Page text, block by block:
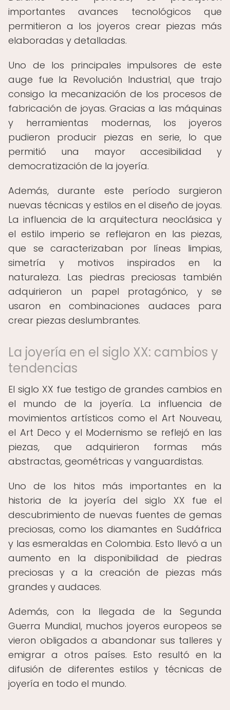
importantes avances tecnológicos que
permitieron a los joyeros crear piezas más
elaboradas y detalladas.
Uno de los principales impulsores de este
auge fue la Revolución Industrial, que trajo
consigo la mecanización de los procesos de
fabricación de joyas. Gracias a las máquinas
y herramientas modernas, los joyeros
pudieron producir piezas en serie, lo que
permitió una mayor accesibilidad y
democratización de la joyería.
Además, durante este período surgieron
nuevas técnicas y estilos en el diseño de joyas.
La influencia de la arquitectura neoclásica y
el estilo imperio se reflejaron en las piezas,
que se caracterizaban por líneas limpias,
simetría y motivos inspirados en la
naturaleza. Las piedras preciosas también
adquirieron un papel protagónico, y se
usaron en combinaciones audaces para
crear piezas deslumbrantes.
La joyería en el siglo XX: cambios y
tendencias
El siglo XX fue testigo de grandes cambios en
el mundo de la joyería. La influencia de
movimientos artísticos como el Art Nouveau,
el Art Deco y el Modernismo se reflejó en las
piezas, que adquirieron formas más
abstractas, geométricas y vanguardistas.
Uno de los hitos más importantes en la
historia de la joyería del siglo XX fue el
descubrimiento de nuevas fuentes de gemas
preciosas, como los diamantes en Sudáfrica
y las esmeraldas en Colombia. Esto llevó a un
aumento en la disponibilidad de piedras
preciosas y a la creación de piezas más
grandes y audaces.
Además, con la llegada de la Segunda
Guerra Mundial, muchos joyeros europeos se
vieron obligados a abandonar sus talleres y
emigrar a otros países. Esto resultó en la
difusión de diferentes estilos y técnicas de
joyería en todo el mundo.